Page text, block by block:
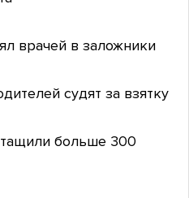
врачей в заложники
судят за взятку
больше 300